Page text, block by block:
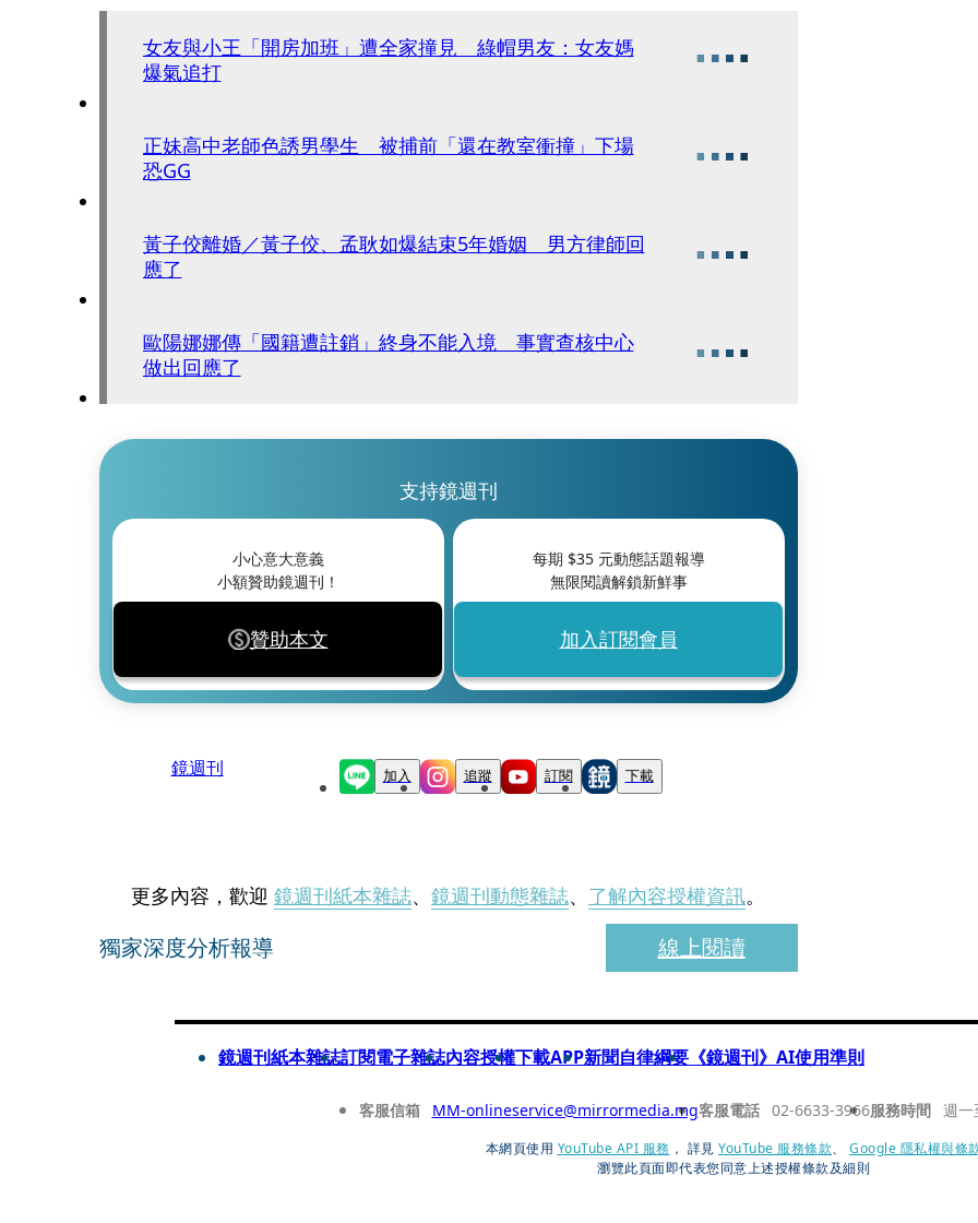
女友與小王「開房加班」遭全家撞見 綠帽男友：女友媽
爆氣追打
正妹高中老師色誘男學生 被捕前「還在教室衝撞」下場
恐GG
黃子佼離婚／黃子佼、孟耿如爆結束5年婚姻 男方律師回
應了
歐陽娜娜傳「國籍遭註銷」終身不能入境 事實查核中心
做出回應了
支持鏡週刊
小心意大意義
小額贊助鏡週刊！
贊助本文
每期 $35元動態話題報導
無限閱讀解鎖新鮮事
加入訂閱會員
鏡週刊 加入 追蹤 訂閱 下載
更多內容，歡迎 鏡週刊紙本雜誌、 鏡週刊動態雜誌、 了解內容授權資訊。
獨家深度分析報導 線上閱讀
鏡週刊紙本雜誌訂閱電子雜誌內容授權下載APP新聞自律綱要 《鏡週刊》AI使用準則
客服信箱 MM-onlineservice@mirrormedia.mg客服電話 02-6633-3966服務時間 週一
本網頁使用 YouTube API 服務 ， 詳見 YouTube 服務條款、
Google 隱私權與條
瀏覽此頁面即代表您同意上述授權條款及細則